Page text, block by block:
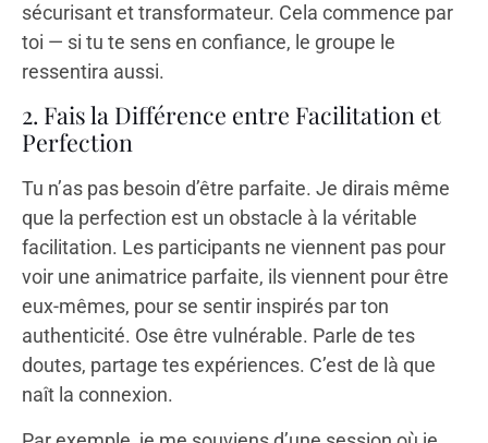
sécurisant et transformateur. Cela commence par
toi — si tu te sens en confiance, le groupe le
ressentira aussi.
2. Fais la Différence entre Facilitation et
Perfection
Tu n’as pas besoin d’être parfaite. Je dirais même
que la perfection est un obstacle à la véritable
facilitation. Les participants ne viennent pas pour
voir une animatrice parfaite, ils viennent pour être
eux-mêmes, pour se sentir inspirés par ton
authenticité. Ose être vulnérable. Parle de tes
doutes, partage tes expériences. C’est de là que
naît la connexion.